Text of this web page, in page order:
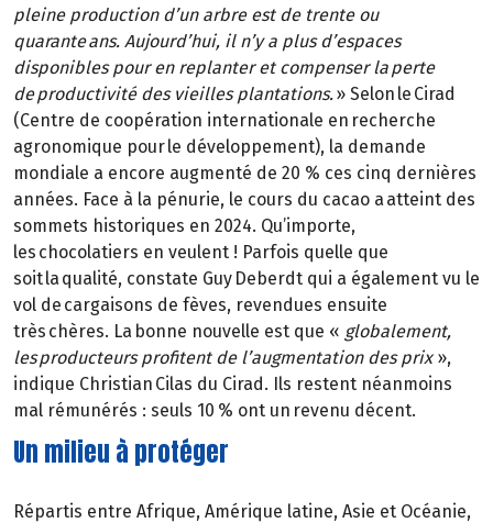
pleine production d’un arbre est de trente ou
quarante ans. Aujourd’hui, il n’y a plus d’espaces
disponibles pour en replanter et compenser la perte
de productivité des vieilles plantations.» Selon le Cirad
(Centre de coopération internationale en recherche
agronomique pour le développement), la demande
mondiale a encore augmenté de 20 % ces cinq dernières
années. Face à la pénurie, le cours du cacao a atteint des
sommets historiques en 2024. Qu’importe,
les chocolatiers en veulent ! Parfois quelle que
soit la qualité, constate Guy Deberdt qui a également vu le
vol de cargaisons de fèves, revendues ensuite
très chères. La bonne nouvelle est que « globalement,
les producteurs profitent de l’augmentation des prix»,
indique Christian Cilas du Cirad. Ils restent néanmoins
mal rémunérés : seuls 10 % ont un revenu décent.
Un milieu à protéger
Répartis entre Afrique, Amérique latine, Asie et Océanie,